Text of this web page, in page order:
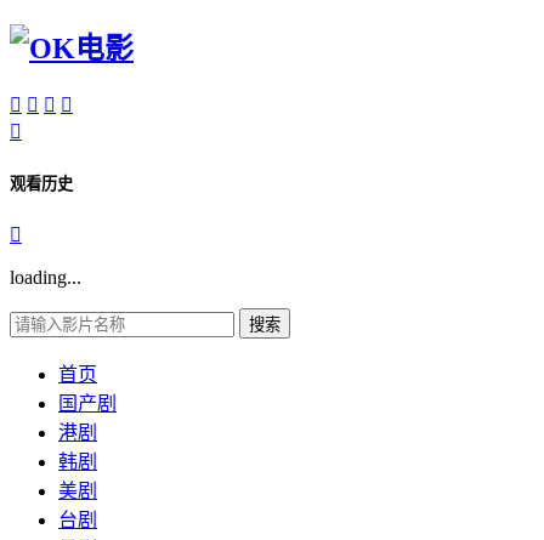
   

观看历史

loading...
搜索
首页
国产剧
港剧
韩剧
美剧
台剧